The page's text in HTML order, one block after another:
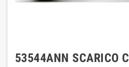
53544ANN SCARICO